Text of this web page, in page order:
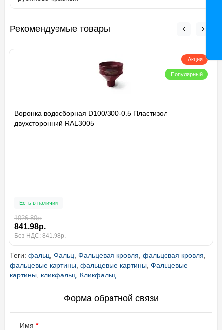
Рекомендуемые товары
Акция
Популярный
Воронка водосборная D100/300-0.5 Пластизол
двухсторонний RAL3005
Есть в наличии
1026.80р.
841.98р.
Без НДС: 841.98р.
Теги: фальц, Фальц, Фальцевая кровля, фальцевая кровля,
фальцевые картины, фальцевые картины, Фальцевые
картины, кликфальц, Кликфальц
Форма обратной связи
Имя